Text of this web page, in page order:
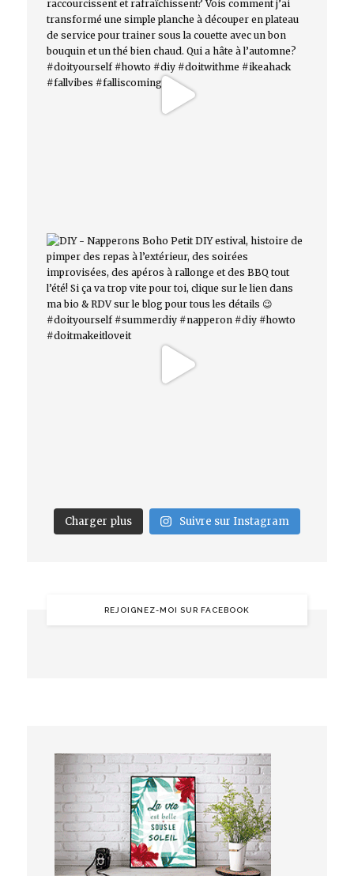
Charger plus Suivre sur Instagram
REJOIGNEZ-MOI SUR FACEBOOK